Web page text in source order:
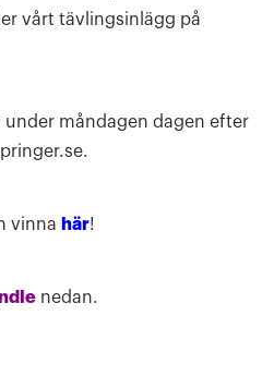
vårt tävlingsinlägg på
under måndagen dagen efter
vinna här!
nedan.